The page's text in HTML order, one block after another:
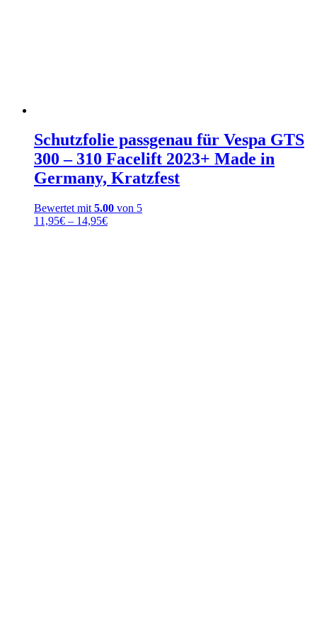
Schutzfolie passgenau für Vespa GTS
300 – 310 Facelift 2023+ Made in
Germany, Kratzfest
Bewertet mit 5.00 von 5
11,95€ – 14,95€Preisspanne: